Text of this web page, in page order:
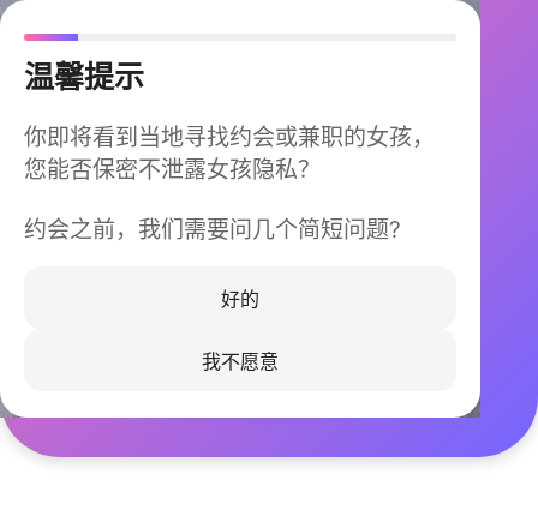
温馨提示
你即将看到当地寻找约会或兼职的女孩，
您能否保密不泄露女孩隐私？
约会之前，我们需要问几个简短问题?
好的
我不愿意
今晚不再孤单
同城快速匹配，马上认识身边的TA
立即下载